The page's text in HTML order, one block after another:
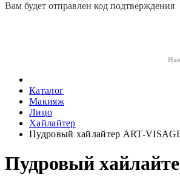
Вам будет отправлен код подтверждения
Каталог
Макияж
Лицо
Хайлайтер
Пудровый хайлайтер ART-
Пудровый